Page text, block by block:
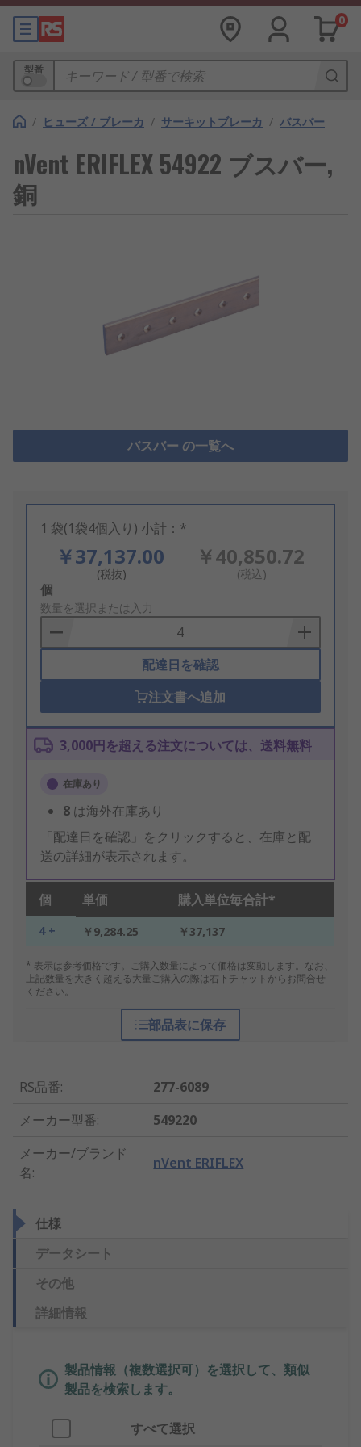
0
型番
/ ヒューズ / ブレーカ / サーキットブレーカ / バスバー
nVent ERIFLEX 54922 ブスバー,
銅
バスバー の一覧へ
1 袋(1袋4個入り) 小計：*
￥37,137.00
(税抜)
￥40,850.72
(税込)
Add
to
Basket
個
数量を選択または入力
配達日を確認
注文書へ追加
3,000円を超える注文については、送料無料
在庫あり
8 は海外在庫あり
「配達日を確認」をクリックすると、在庫と配
送の詳細が表示されます。
個 単価 購入単位毎合計*
4 + ￥9,284.25 ￥37,137
* 表示は参考価格です。ご購入数量によって価格は変動します。なお、
上記数量を大きく超える大量ご購入の際は右下チャットからお問合せ
ください。
部品表に保存
RS品番:
277-6089
メーカー型番:
549220
メーカー/ブランド
名:
nVent ERIFLEX
仕様
データシート
その他
詳細情報
製品情報（複数選択可）を選択して、類似
製品を検索します。
すべて選択